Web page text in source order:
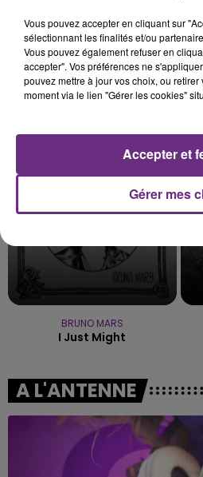
BRUNO MARS
I Just Might
A L'ANTENNE
Vous pouvez accepter en cliquant sur
sélectionnant les finalités et/ou
Vous pouvez également refuser en
accepter". Vos préférences ne
pouvez mettre à jour vos choix, ou
moment via le lien "Gérer les cookies"
Gérer mes
Accepter et